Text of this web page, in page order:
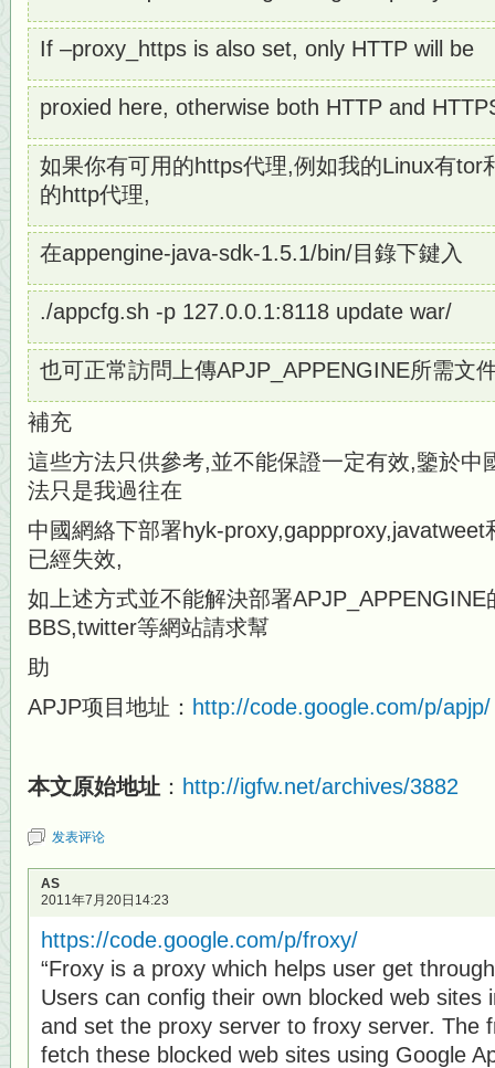
If –proxy_https is also set, only HTTP will be
proxied here, otherwise both HTTP and
如果你有可用的https代理,例如我的Linux有tor
的http代理,
在appengine-java-sdk-1.5.1/bin/目錄下鍵入
./appcfg.sh -p 127.0.0.1:8118 update war/
也可正常訪問上傳APJP_APPENGINE所需文
補充
這些方法只供參考,並不能保證一定有效,鑒於中
法只是我過往在
中國網絡下部署hyk-
已經失效,
如上述方式並不能解決部署
BBS,twitter等網站請求幫
助
APJP项目地址： http://code.google.com/p/apjp/
本文原始地址 ： http://igfw.net/archives/3882
发表评论
AS
2011年7月20日14:23
https://code.google.com/p/froxy/
“Froxy is a proxy which helps user get
Users can config their own blocked web sites
and set the proxy server to froxy server. The
fetch these blocked web sites using Google